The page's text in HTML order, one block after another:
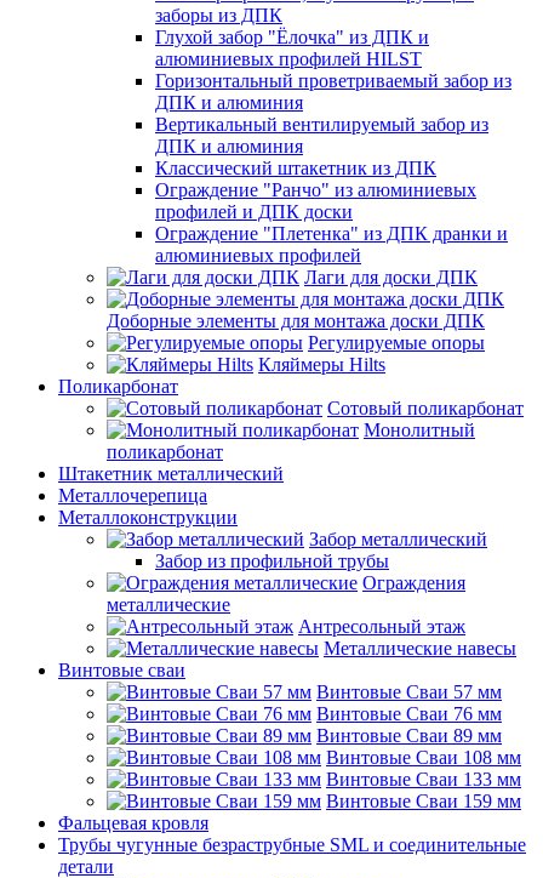
заборы из ДПК
Глухой забор "Ёлочка" из ДПК и
алюминиевых профилей HILST
Горизонтальный проветриваемый забор из
ДПК и алюминия
Вертикальный вентилируемый забор из
ДПК и алюминия
Классический штакетник из ДПК
Ограждение "Ранчо" из алюминиевых
профилей и ДПК доски
Ограждение "Плетенка" из ДПК дранки и
алюминиевых профилей
Лаги для доски ДПК
Доборные элементы для монтажа доски ДПК
Регулируемые опоры
Кляймеры Hilts
Поликарбонат
Сотовый поликарбонат
Монолитный
поликарбонат
Штакетник металлический
Металлочерепица
Металлоконструкции
Забор металлический
Забор из профильной трубы
Ограждения
металлические
Антресольный этаж
Металлические навесы
Винтовые сваи
Винтовые Сваи 57 мм
Винтовые Сваи 76 мм
Винтовые Сваи 89 мм
Винтовые Сваи 108 мм
Винтовые Сваи 133 мм
Винтовые Сваи 159 мм
Фальцевая кровля
Трубы чугунные безраструбные SML и соединительные
детали